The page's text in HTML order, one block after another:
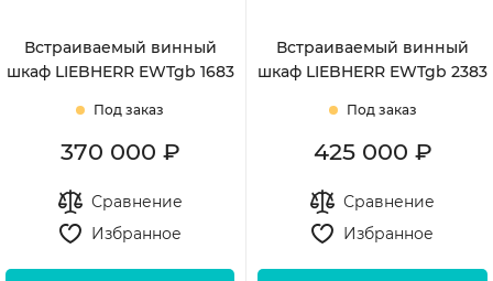
Встраиваемый винный
шкаф LIEBHERR EWTgb 1683
Под заказ
370 000 ₽
Сравнение
Избранное
Встраиваемый винный
шкаф LIEBHERR EWTgb 2383
Под заказ
425 000 ₽
Сравнение
Избранное